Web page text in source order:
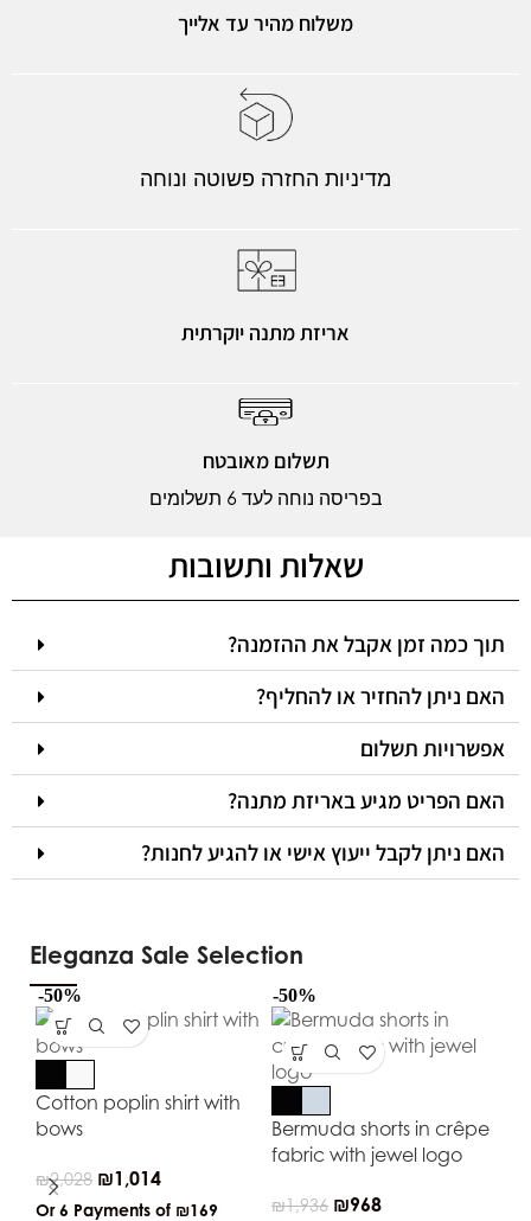
משלוח מהיר עד אלייך
מדיניות החזרה פשוטה ונוחה
אריזת מתנה יוקרתית
תשלום מאובטח
בפריסה נוחה לעד 6 תשלומים
שאלות ותשובות
תוך כמה זמן אקבל את ההזמנה?
האם ניתן להחזיר או להחליף?
אפשרויות תשלום
האם הפריט מגיע באריזת מתנה?
האם ניתן לקבל ייעוץ אישי או להגיע לחנות?
Eleganza Sale Selection
-50%
Cotton poplin shirt with
bows
₪2,028 ₪1,014
Or 6 Payments of ₪169
-50%
Bermuda shorts in crêpe
fabric with jewel logo
₪1,936 ₪968